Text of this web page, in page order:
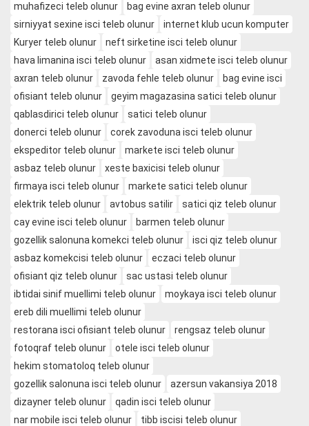
muhafizeci teleb olunur
bag evine axran teleb olunur
sirniyyat sexine isci teleb olunur
internet klub ucun komputer
Kuryer teleb olunur
neft sirketine isci teleb olunur
hava limanina isci teleb olunur
asan xidmete isci teleb olunur
axran teleb olunur
zavoda fehle teleb olunur
bag evine isci
ofisiant teleb olunur
geyim magazasina satici teleb olunur
qablasdirici teleb olunur
satici teleb olunur
donerci teleb olunur
corek zavoduna isci teleb olunur
ekspeditor teleb olunur
markete isci teleb olunur
asbaz teleb olunur
xeste baxicisi teleb olunur
firmaya isci teleb olunur
markete satici teleb olunur
elektrik teleb olunur
avtobus satilir
satici qiz teleb olunur
cay evine isci teleb olunur
barmen teleb olunur
gozellik salonuna komekci teleb olunur
isci qiz teleb olunur
asbaz komekcisi teleb olunur
eczaci teleb olunur
ofisiant qiz teleb olunur
sac ustasi teleb olunur
ibtidai sinif muellimi teleb olunur
moykaya isci teleb olunur
ereb dili muellimi teleb olunur
restorana isci ofisiant teleb olunur
rengsaz teleb olunur
fotoqraf teleb olunur
otele isci teleb olunur
hekim stomatoloq teleb olunur
gozellik salonuna isci teleb olunur
azersun vakansiya 2018
dizayner teleb olunur
qadin isci teleb olunur
nar mobile isci teleb olunur
tibb iscisi teleb olunur